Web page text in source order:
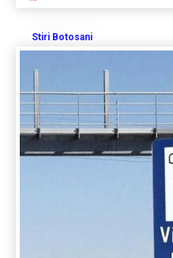
Stiri Botosani